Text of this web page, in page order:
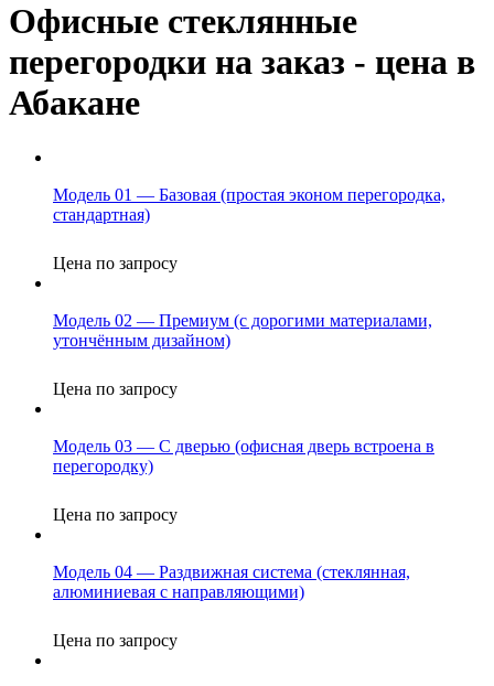
Офисные стеклянные
перегородки на заказ - цена в
Абакане
Модель 01 — Базовая (простая эконом перегородка,
стандартная)
Цена по запросу
Модель 02 — Премиум (с дорогими материалами,
утончённым дизайном)
Цена по запросу
Модель 03 — С дверью (офисная дверь встроена в
перегородку)
Цена по запросу
Модель 04 — Раздвижная система (стеклянная,
алюминиевая с направляющими)
Цена по запросу